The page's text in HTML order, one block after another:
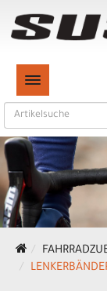
TOGGLE